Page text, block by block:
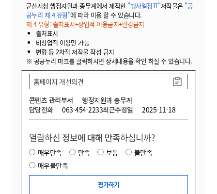
군산시청 행정지원과 총무계에서 제작한 "행사일정표"저작물은 "공
공누리 제 4 유형"에 따라 이용 할 수 있습니다.
제 4 유형: 출처표시+상업적 이용금지+변경금지
출처표시
비상업적 이용만 가능
변형 등 2차적 저작물 작성 금지
※ 공공누리 마크를 클릭하시면 상세내용을 확인 하실 수 있습니다.
콘텐츠 관리부서
행정지원과 총무계
담당전화
063-454-2233최근수정일 2025-11-18
홈페이지 개선의견
열람하신 정보에 대해 만족하십니까?
매우만족 만족 보통
불만족
매우불만족